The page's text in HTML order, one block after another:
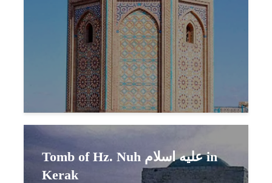
Tomb of Hz. Nuh عليه اسلام in
Kerak